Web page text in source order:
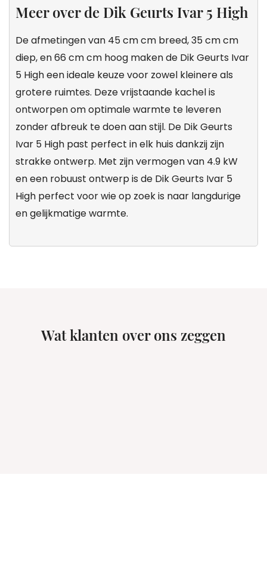
Meer over de Dik Geurts Ivar 5 High
De afmetingen van 45 cm cm breed, 35 cm cm
diep, en 66 cm cm hoog maken de Dik Geurts Ivar
5 High een ideale keuze voor zowel kleinere als
grotere ruimtes. Deze vrijstaande kachel is
ontworpen om optimale warmte te leveren
zonder afbreuk te doen aan stijl. De Dik Geurts
Ivar 5 High past perfect in elk huis dankzij zijn
strakke ontwerp. Met zijn vermogen van 4.9 kW
en een robuust ontwerp is de Dik Geurts Ivar 5
High perfect voor wie op zoek is naar langdurige
en gelijkmatige warmte.
Wat klanten over ons zeggen